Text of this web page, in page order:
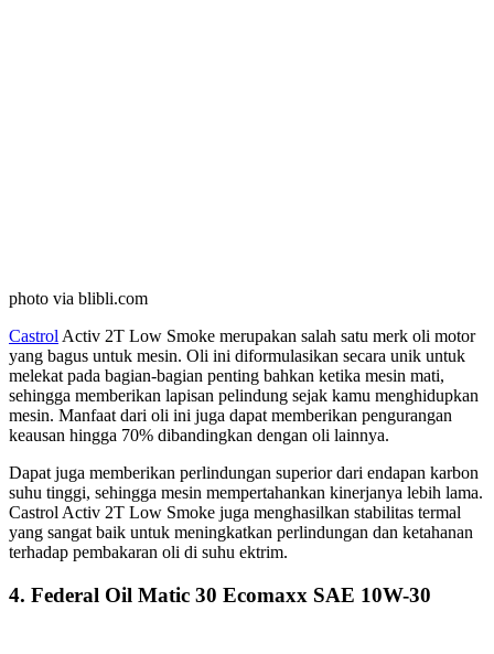
photo via blibli.com
Castrol Activ 2T Low Smoke merupakan salah satu merk oli motor
yang bagus untuk mesin. Oli ini diformulasikan secara unik untuk
melekat pada bagian-bagian penting bahkan ketika mesin mati,
sehingga memberikan lapisan pelindung sejak kamu menghidupkan
mesin. Manfaat dari oli ini juga dapat memberikan pengurangan
keausan hingga 70% dibandingkan dengan oli lainnya.
Dapat juga memberikan perlindungan superior dari endapan karbon
suhu tinggi, sehingga mesin mempertahankan kinerjanya lebih lama.
Castrol Activ 2T Low Smoke juga menghasilkan stabilitas termal
yang sangat baik untuk meningkatkan perlindungan dan ketahanan
terhadap pembakaran oli di suhu ektrim.
4. Federal Oil Matic 30 Ecomaxx SAE 10W-30